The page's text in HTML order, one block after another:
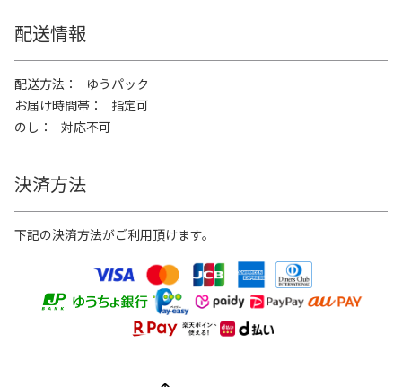
配送情報
配送方法
ゆうパック
お届け時間帯
指定可
のし
対応不可
決済方法
下記の決済方法がご利用頂けます。